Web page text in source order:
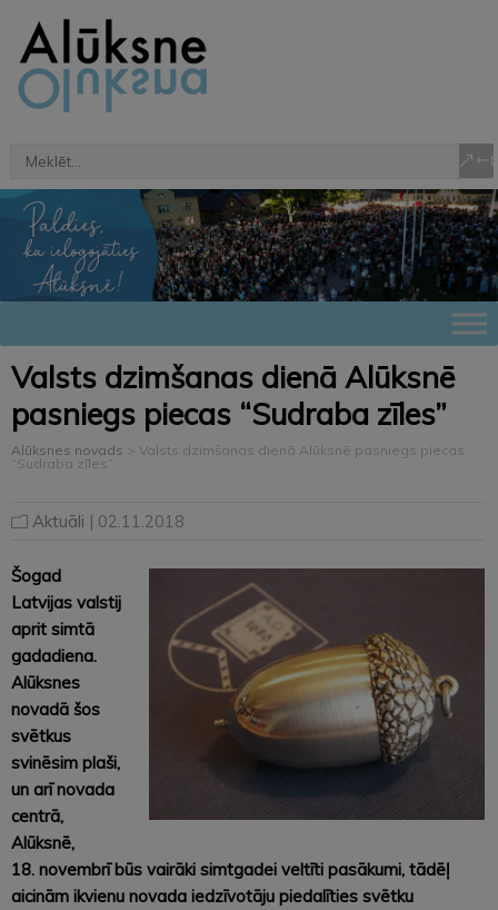
Valsts dzimšanas dienā Alūksnē
pasniegs piecas “Sudraba zīles”
Alūksnes novads > Valsts dzimšanas dienā Alūksnē pasniegs piecas
“Sudraba zīles”
Aktuāli | 02.11.2018
Šogad
Latvijas valstij
aprit simtā
gadadiena.
Alūksnes
novadā šos
svētkus
svinēsim plaši,
un arī novada
centrā,
Alūksnē,
18. novembrī būs vairāki simtgadei veltīti pasākumi, tādēļ
aicinām ikvienu novada iedzīvotāju piedalīties svētku